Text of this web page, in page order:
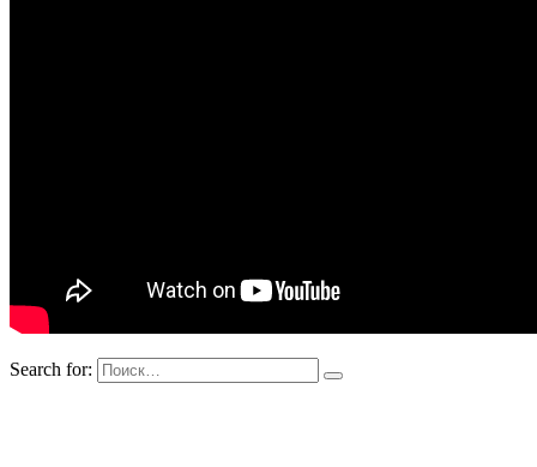
Search for: